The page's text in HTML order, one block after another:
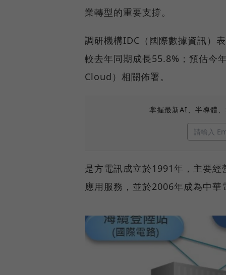
業轉型的重要支撐。
調研機構IDC（國際數據資訊）
較去年同期成長55.8%；預估今
Cloud）相關佈署。
掌握最新AI、半導體
是方電訊成立於1991年，主要
應用服務，並於2006年成為中華